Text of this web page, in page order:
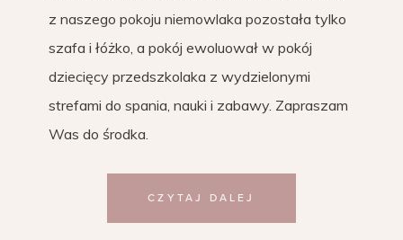
z naszego pokoju niemowlaka pozostała tylko
szafa i łóżko, a pokój ewoluował w pokój
dziecięcy przedszkolaka z wydzielonymi
strefami do spania, nauki i zabawy. Zapraszam
Was do środka.
CZYTAJ DALEJ